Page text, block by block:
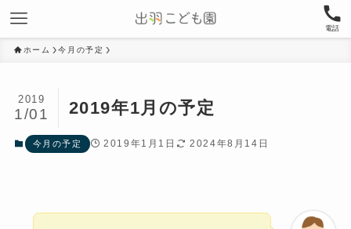
電話
ホーム 今月の予定
2019年1月の予定
2019
1/01
今月の予定 2019年1月1日 2024年8月14日